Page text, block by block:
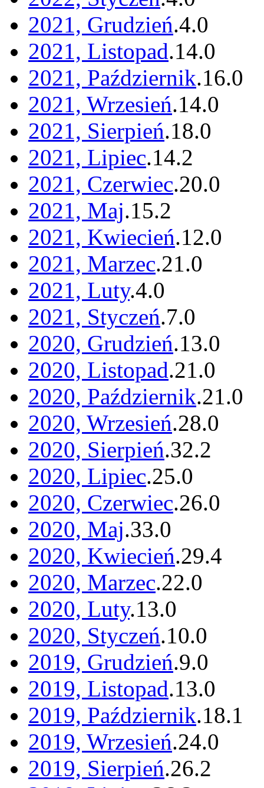
2021, Grudzień.4.0
2021, Listopad.14.0
2021, Październik.16.0
2021, Wrzesień.14.0
2021, Sierpień.18.0
2021, Lipiec.14.2
2021, Czerwiec.20.0
2021, Maj.15.2
2021, Kwiecień.12.0
2021, Marzec.21.0
2021, Luty.4.0
2021, Styczeń.7.0
2020, Grudzień.13.0
2020, Listopad.21.0
2020, Październik.21.0
2020, Wrzesień.28.0
2020, Sierpień.32.2
2020, Lipiec.25.0
2020, Czerwiec.26.0
2020, Maj.33.0
2020, Kwiecień.29.4
2020, Marzec.22.0
2020, Luty.13.0
2020, Styczeń.10.0
2019, Grudzień.9.0
2019, Listopad.13.0
2019, Październik.18.1
2019, Wrzesień.24.0
2019, Sierpień.26.2